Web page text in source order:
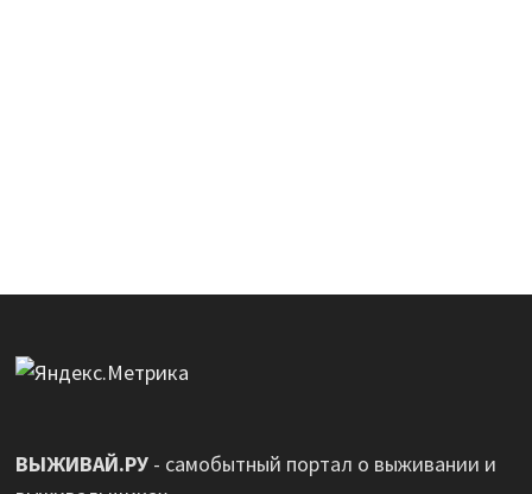
ВЫЖИВАЙ.РУ- самобытный портал о выживании и